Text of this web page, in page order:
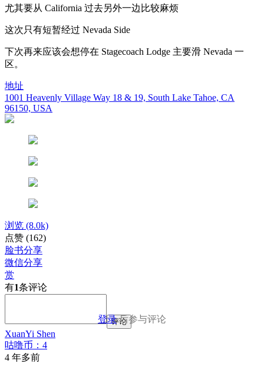
尤其要从 California 过去另外一边比较麻烦
这次只有短暂经过 Nevada Side
下次再来应该会想停在 Stagecoach Lodge 主要滑 Nevada 一
区。
地址
1001 Heavenly Village Way 18 & 19, South Lake Tahoe, CA
96150, USA
浏览 (8.0k)
点赞 (162)
脸书分享
微信分享
赏
有1条评论
登录后参与评论
评论
XuanYi Shen
咕噜币：4
4 年多前